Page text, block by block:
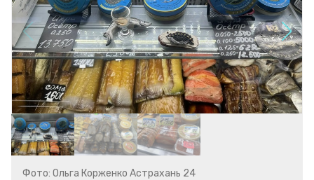
Фото: Ольга Корженко Астрахань 24